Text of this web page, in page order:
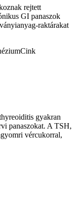
rejtett
GI panaszok
raktárakat
Cink
gyakran
panaszokat. A TSH,
vércukorral,